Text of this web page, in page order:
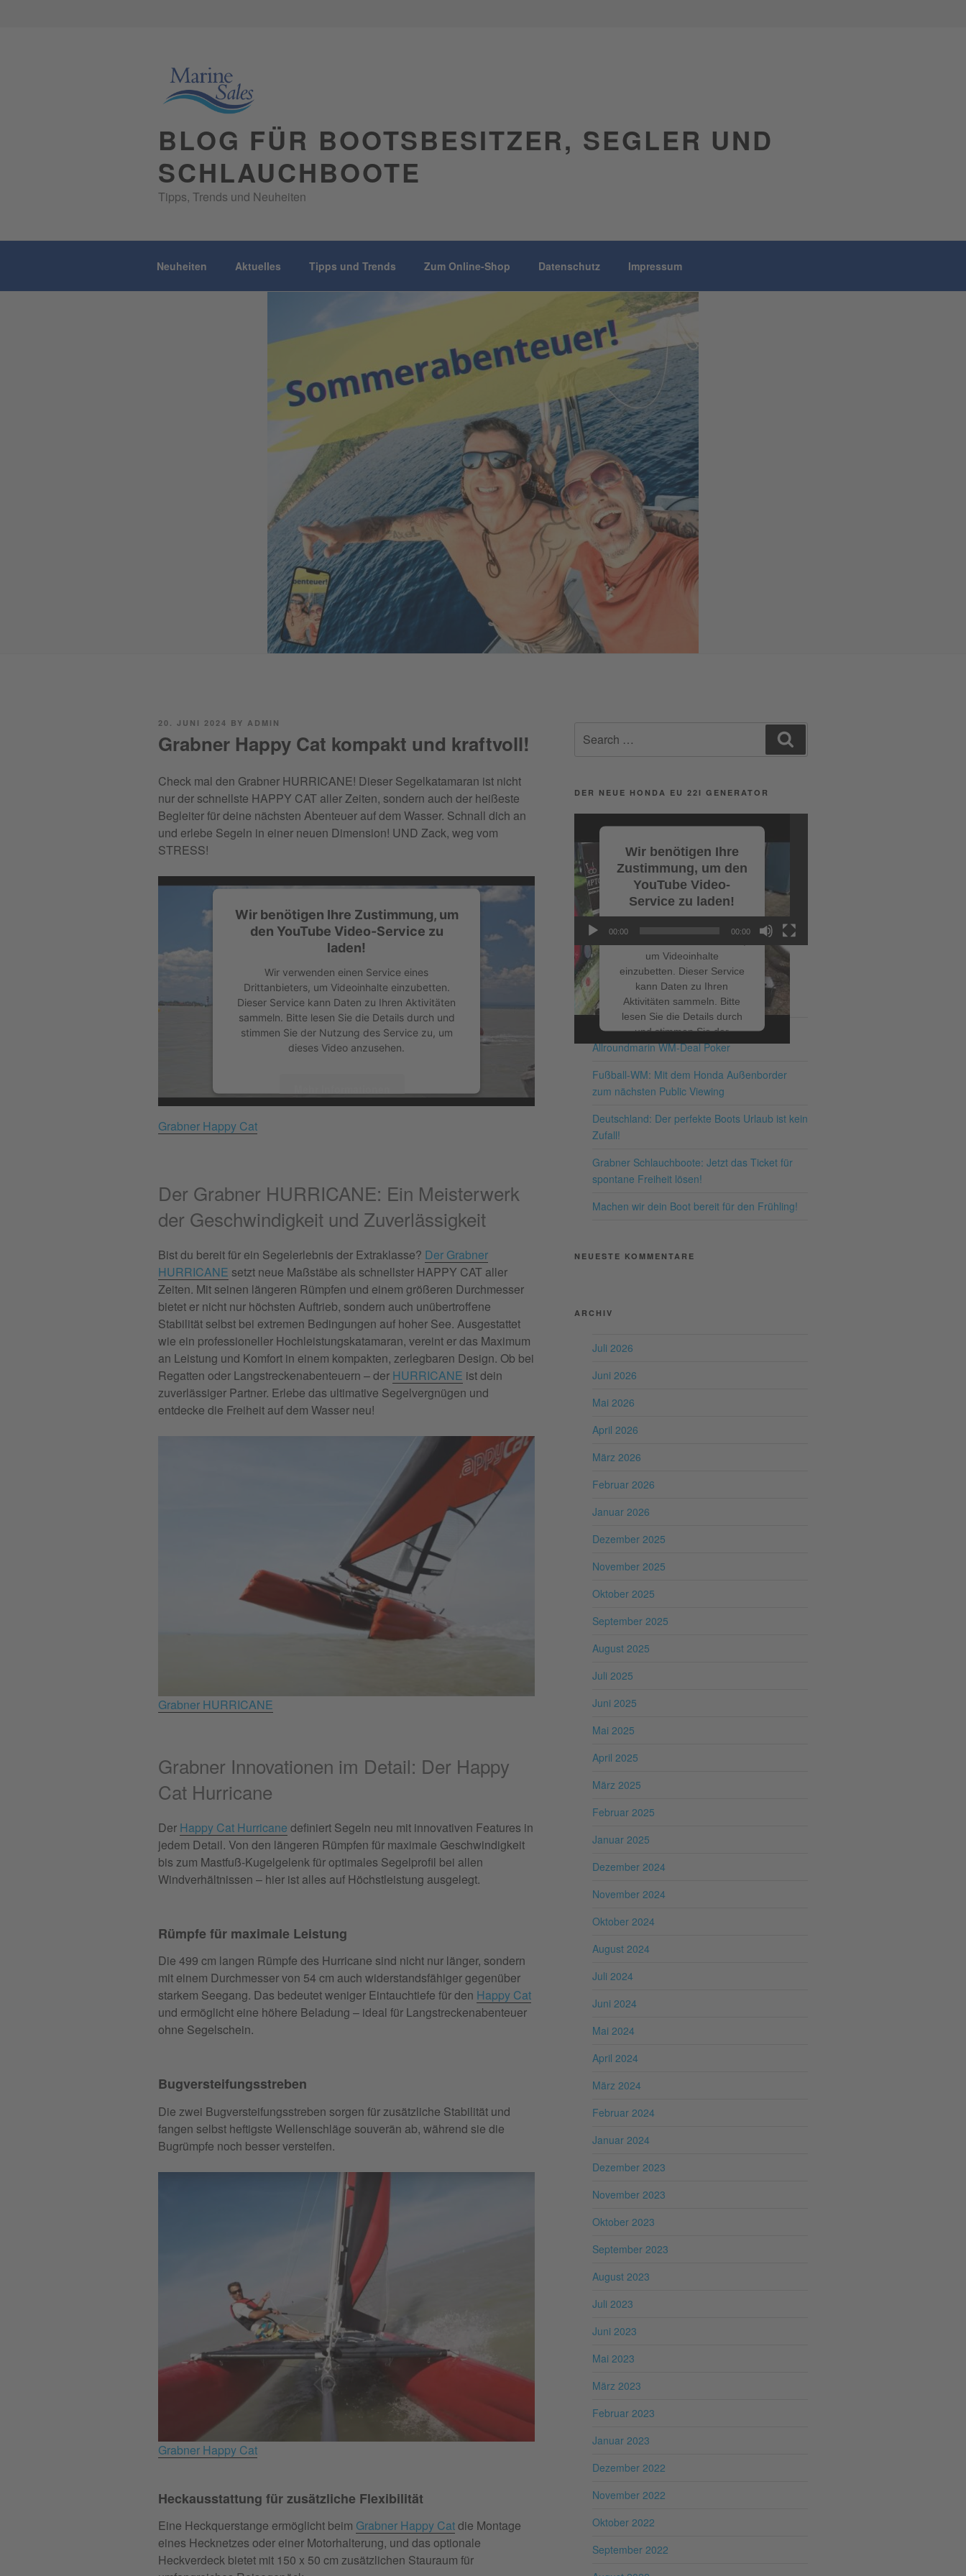
BLOG FÜR BOOTSBESITZER, SEGLER UND
SCHLAUCHBOOTE
Tipps, Trends und Neuheiten
Neuheiten Aktuelles Tipps und Trends Zum Online-Shop Datenschutz Impressum
POSTED
20. JUNI 2024 BY ADMIN
Grabner Happy Cat kompakt und kraftvoll!
Check mal den Grabner HURRICANE! Dieser Segelkatamaran ist nicht
nur der schnellste HAPPY CAT aller Zeiten, sondern auch der heißeste
Begleiterfür deine nächsten Abenteuer auf dem Wasser. Schnall dich an
und erlebe Segeln in einer neuen Dimension! UND Zack, weg vom
STRESS!
Wir benötigen Ihre Zustimmung, um
den YouTube Video-Service zu
laden!
Wir verwenden einen Service eines
Drittanbieters, um Videoinhalte einzubetten.
Dieser Service kann Daten zu Ihren Aktivitäten
sammeln. Bitte lesen Sie die Details durch und
stimmen Sie der Nutzung des Service zu, um
dieses Video anzusehen.
Grabner Happy Cat
Der Grabner HURRICANE: Ein Meisterwerk
der Geschwindigkeit und Zuverlässigkeit
Bist du bereit für ein Segelerlebnis der Extraklasse? Der Grabner
HURRICANE setzt neue Maßstäbe als schnellster HAPPY CAT aller
Zeiten. Mit seinen längeren Rümpfen und einem größeren Durchmesser
bietet er nicht nur höchsten Auftrieb, sondern auch unübertroffene
Stabilität selbst bei extremen Bedingungen auf hoher See. Ausgestattet
wie ein professioneller Hochleistungskatamaran, vereint er das Maximum
an Leistung und Komfort in einem kompakten, zerlegbaren Design. Ob bei
Regatten oder Langstreckenabenteuern – der HURRICANE ist dein
zuverlässiger Partner. Erlebe das ultimative Segelvergnügen und
entdecke die Freiheit auf dem Wasser neu!
Grabner HURRICANE
Grabner Innovationen im Detail: Der Happy
Cat Hurricane
Der Happy Cat Hurricane definiert Segeln neu mit innovativen Features in
jedem Detail. Von den längeren Rümpfen für maximale Geschwindigkeit
bis zum Mastfuß-Kugelgelenk für optimales Segelprofil bei allen
Windverhältnissen – hier ist alles auf Höchstleistung ausgelegt.
Rümpfe für maximale Leistung
Die 499 cm langen Rümpfe des Hurricane sind nicht nur länger, sondern
mit einem Durchmesser von 54 cm auch widerstandsfähiger gegenüber
starkem Seegang. Das bedeutet weniger Eintauchtiefe für den Happy Cat
und ermöglicht eine höhere Beladung – ideal für Langstreckenabenteuer
ohne Segelschein.
Bugversteifungsstreben
Die zwei Bugversteifungsstreben sorgen für zusätzliche Stabilität und
fangen selbst heftigste Wellenschläge souverän ab, während sie die
Bugrümpfe noch besser versteifen.
Grabner Happy Cat
Heckausstattung für zusätzliche Flexibilität
Eine Heckquerstange ermöglicht beim Grabner Happy Catdie Montage
eines Hecknetzes oder einer Motorhalterung, und das optionale
Heckverdeck bietet mit 150 x 50 cm zusätzlichen Stauraum für
for:
DER NEUE HONDA EU 22I GENERATOR
Wir benötigen Ihre
Zustimmung, um den
YouTube Video-
Service zu laden!
um Videoinhalte
einzubetten. Dieser Service
kann Daten zu Ihren
Aktivitäten sammeln. Bitte
lesen Sie die Details durch
und stimmen Sie der
Nutzung des Service zu, um
powered byUsercentrics
Consent Management
00:00 00:00
NEUESTE BEITRÄGE
Schnappe dir bis zum 19.07.2026 – den
Allroundmarin WM-Deal Poker
Fußball-WM: Mit dem Honda Außenborder
zum nächsten Public Viewing
Deutschland: Der perfekte Boots Urlaub ist kein
Zufall!
Grabner Schlauchboote: Jetzt das Ticket für
spontane Freiheit lösen!
Machen wir dein Boot bereit für den Frühling!
NEUESTE KOMMENTARE
ARCHIV
Juli 2026
Juni 2026
Mai 2026
April 2026
März 2026
Februar 2026
Januar 2026
Dezember 2025
November 2025
Oktober 2025
September 2025
August 2025
Juli 2025
Juni 2025
Mai 2025
April 2025
März 2025
Februar 2025
Januar 2025
Dezember 2024
November 2024
Oktober 2024
August 2024
Juli 2024
Juni 2024
Mai 2024
April 2024
März 2024
Februar 2024
Januar 2024
Dezember 2023
November 2023
Oktober 2023
September 2023
August 2023
Juli 2023
Juni 2023
Mai 2023
März 2023
Februar 2023
Januar 2023
Dezember 2022
November 2022
Oktober 2022
September 2022